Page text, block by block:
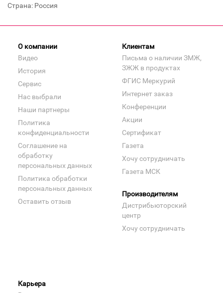
Страна: Россия
О компании
Видео
История
Сервис
Нас выбрали
Наши партнеры
Политика
конфиденциальности
Соглашение на
обработку
персональных данных
Политика обработки
персональных данных
Оставить отзыв
Клиентам
Письма о наличии ЗМЖ,
ЗЖЖ в продуктах
ФГИС Меркурий
Интернет заказ
Конференции
Акции
Сертификат
Газета
Хочу сотрудничать
Газета МСК
Производителям
Дистрибьюторский
центр
Хочу сотрудничать
Карьера